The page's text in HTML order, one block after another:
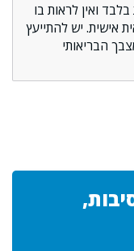
ואין לראות בו
אישית. יש להתייעץ
הבריאותי